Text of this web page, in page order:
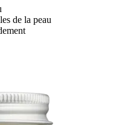
de la peau